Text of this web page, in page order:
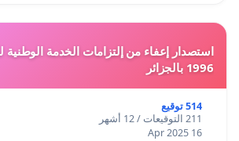
1996 بالجزائر
514 توقيع
211 التوقيعات / 12 أشهر
16 Apr 2025